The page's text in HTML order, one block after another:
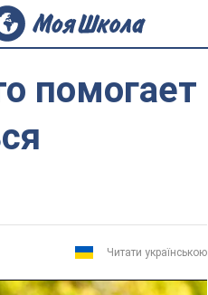
помогает
Читати українською